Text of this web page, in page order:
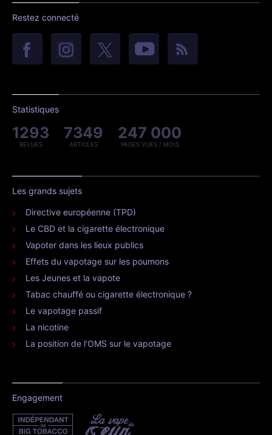
Restez connecté
Statistiques
1293
REVUES
7349
ARTICLES
247 000
PAGES VUES / MOIS
Les grands sujets
Directive européenne (TPD)
Le CBD et la cigarette électronique
Vapoter dans les lieux publics
Effets du vapotage sur les poumons
Les Jeunes et la vapote
Tabac chauffé ou cigarette électronique ?
Le vapotage passif
La nicotine
La position de l’OMS sur le vapotage
Engagement